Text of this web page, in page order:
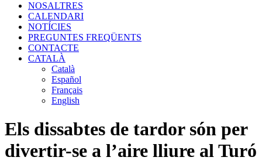
NOSALTRES
CALENDARI
NOTÍCIES
PREGUNTES FREQÜENTS
CONTACTE
CATALÀ
Català
Español
Français
English
Els dissabtes de tardor són per
divertir-se a l’aire lliure al Turó